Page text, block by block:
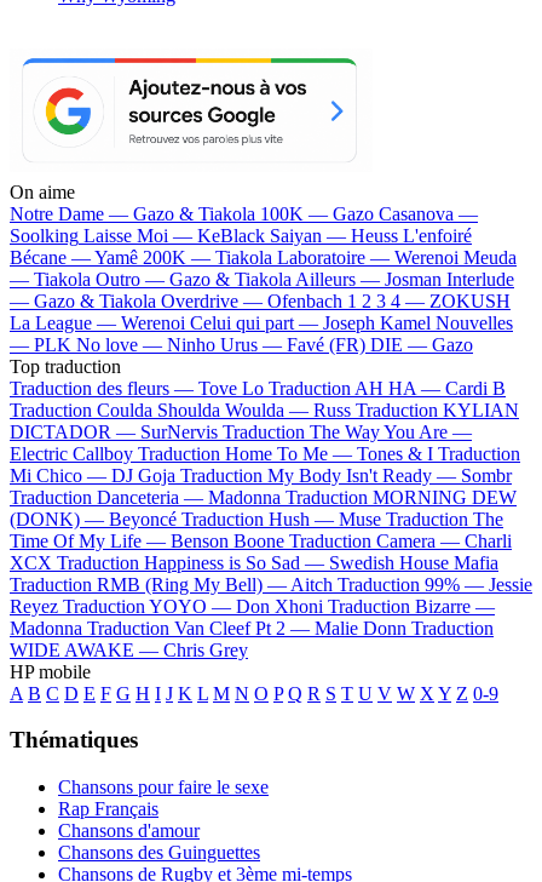
On aime
Notre Dame — Gazo & Tiakola 100K — Gazo Casanova —
Soolking Laisse Moi — KeBlack Saiyan — Heuss L'enfoiré
Bécane —Yamê 200K — Tiakola Laboratoire — Werenoi Meuda
— Tiakola Outro — Gazo & Tiakola Ailleurs — Josman Interlude
— Gazo & Tiakola Overdrive — Ofenbach 1 2 3 4 — ZOKUSH
La League — Werenoi Celui qui part — Joseph Kamel Nouvelles
— PLK No love — Ninho Urus — Favé (FR) DIE — Gazo
Top traduction
Traduction des fleurs — Tove Lo Traduction AH HA — Cardi B
Traduction Coulda Shoulda Woulda — Russ Traduction KYLIAN
DICTADOR — SurNervis Traduction The Way You Are —
Electric Callboy Traduction Home To Me — Tones & I Traduction
Mi Chico — DJ Goja Traduction My Body Isn't Ready — Sombr
Traduction Danceteria — Madonna Traduction MORNING DEW
(DONK) — Beyoncé Traduction Hush — Muse Traduction The
Time Of My Life — Benson Boone Traduction Camera — Charli
XCX Traduction Happiness is So Sad — Swedish House Mafia
Traduction RMB (Ring My Bell) — Aitch Traduction 99% — Jessie
Reyez Traduction YOYO — Don Xhoni Traduction Bizarre —
Madonna Traduction Van Cleef Pt 2 — Malie Donn Traduction
WIDE AWAKE — Chris Grey
HP mobile
A B C D E F G H I J K L M N O P Q R S T U V W X Y Z 0-9
Thématiques
Chansons pour faire le sexe
Rap Français
Chansons d'amour
Chansons des Guinguettes
Chansons de Rugby et 3ème mi-temps